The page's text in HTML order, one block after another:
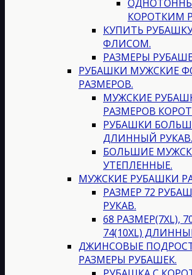
КОРОТКИМ
КУПИТЬ
ФЛИСОМ.
РАЗМЕРЫ
РУБАШКИ МУЖСКИЕ
РАЗМЕРОВ.
МУЖСКИЕ
РАЗМЕРОВ
РУБАШКИ
ДЛИННЫЙ РУКАВ.
БОЛЬШИЕ
УТЕПЛЕННЫЕ.
МУЖСКИЕ РУБАШКИ
РАЗМЕР 72
РУКАВ.
68 РАЗМЕР(7XL),
74(10XL)
ДЖИНСОВЫЕ
РАЗМЕРЫ РУБАШЕК.